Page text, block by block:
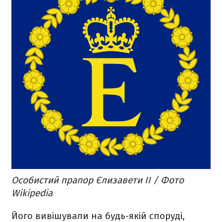
Особистий прапор Єлизавети ІІ / Фото
Wikipedia
Його вивішували на будь-якій споруді,